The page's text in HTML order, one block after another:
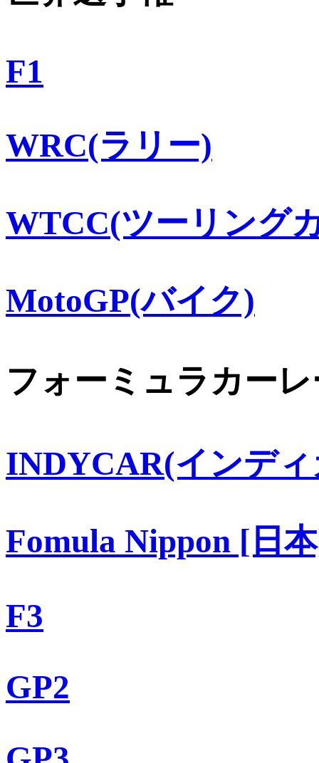
F1
WRC(ラリー)
WTCC(ツーリング
MotoGP(バイク)
フォーミュラカー
INDYCAR(インデ
Fomula Nippon [日
F3
GP2